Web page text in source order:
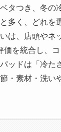
タつき、冬の
多く、どれ
いは、店頭や
価を統合し、
ッドは「冷た
・素材・洗い